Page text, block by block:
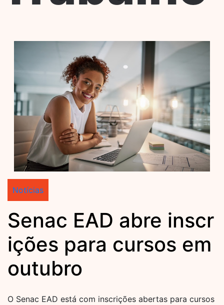
Notícias
Senac EAD abre inscr
ições para cursos em
outubro
O Senac EAD está com inscrições abertas para cursos